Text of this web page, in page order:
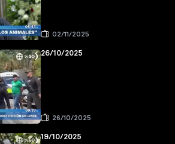
02/11/2025
26/10/2025
26/10/2025
19/10/2025